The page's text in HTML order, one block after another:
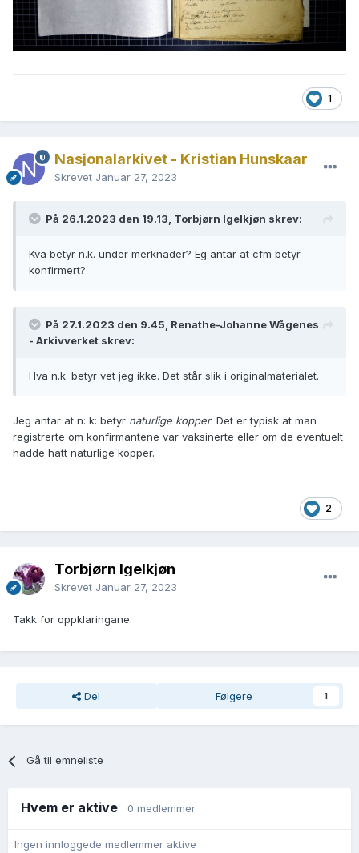
1
Nasjonalarkivet - Kristian Hunskaar
Skrevet Januar 27, 2023
På 26.1.2023 den 19.13, Torbjørn Igelkjøn skrev:
Kva betyr n.k. under merknader? Eg antar at cfm betyr
konfirmert?
På 27.1.2023 den 9.45, Renathe-Johanne Wågenes
- Arkivverket skrev:
Hva n.k. betyr vet jeg ikke. Det står slik i originalmaterialet.
Jeg antar at n: k: betyr naturlige kopper. Det er typisk at man
registrerte om konfirmantene var vaksinerte eller om de eventuelt
hadde hatt naturlige kopper.
2
Torbjørn Igelkjøn
Skrevet Januar 27, 2023
Takk for oppklaringane.
Del Følgere 1
Gå til emneliste
Hvem er aktive 0 medlemmer
Ingen innloggede medlemmer aktive